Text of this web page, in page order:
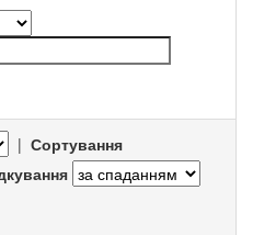
| Сортування